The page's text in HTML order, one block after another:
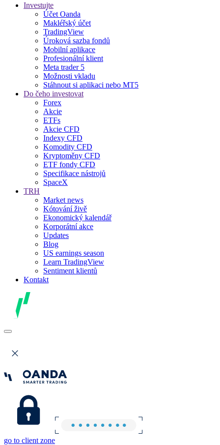
Investujte
Účet Oanda
Makléřský účet
TradingView
Úroková sazba fondů
Mobilní aplikace
Profesionální klient
Meta trader 5
Možnosti vkladu
Stáhnout si aplikaci nebo MT5
Do čeho investovat
Forex
Akcie
ETFs
Akcie CFD
Indexy CFD
Komodity CFD
Kryptoměny CFD
ETF fondy CFD
Specifikace nástrojů
SpaceX
TRH
Market news
Kótování živě
Ekonomický kalendář
Korporátní akce
Updates
Blog
US earnings season
Learn TradingView
Sentiment klientů
Kontakt
go to client zone